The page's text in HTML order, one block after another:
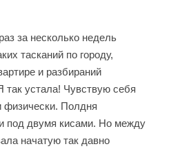
за несколько недель
тасканий по городу,
и разбираний
так устала! Чувствую себя
физически. Полдня
под двумя кисами. Но между
начатую так давно